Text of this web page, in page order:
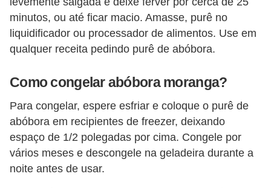
minutos, ou até ficar macio. Amasse, purê no
liquidificador ou processador de alimentos. Use em
qualquer receita pedindo purê de abóbora.
Como congelar abóbora moranga?
Para congelar, espere esfriar e coloque o purê de
abóbora em recipientes de freezer, deixando
espaço de 1/2 polegadas por cima. Congele por
vários meses e descongele na geladeira durante a
noite antes de usar.
i
r
o